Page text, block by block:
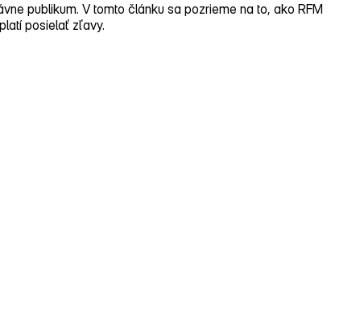
publikum. V tomto článku sa pozrieme na to, ako RFM
posielať zľavy.